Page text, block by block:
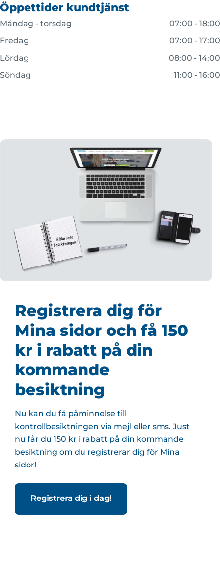
Öppettider kundtjänst
Måndag - torsdag
07:00 - 18:00
Fredag
07:00 - 17:00
Lördag
08:00 - 14:00
Söndag
11:00 - 16:00
Registrera dig för
Mina sidor och få 150
kr i rabatt på din
kommande
besiktning
Nu kan du få påminnelse till
kontrollbesiktningen via mejl eller sms. Just
nu får du 150 kr i rabatt på din kommande
besiktning om du registrerar dig för Mina
sidor!
Registrera dig i dag!